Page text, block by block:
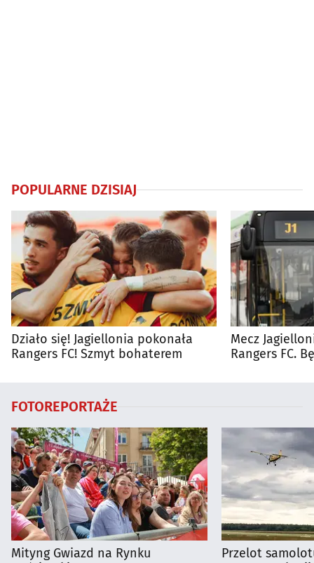
POPULARNE DZISIAJ
Działo się! Jagiellonia pokonała
Rangers FC! Szmyt bohaterem
Mecz
Rangers FC.
FOTOREPORTAŻE
Mityng Gwiazd na Rynku
Przelot